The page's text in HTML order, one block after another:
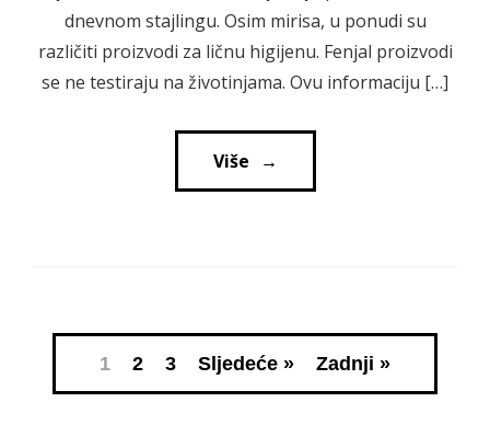
dnevnom stajlingu. Osim mirisa, u ponudi su
različiti proizvodi za ličnu higijenu. Fenjal proizvodi
se ne testiraju na životinjama. Ovu informaciju […]
Više
→
1 2 3 Sljedeće » Zadnji »